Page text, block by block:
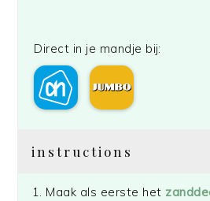
Direct in je mandje bij:
instructions
Maak als eerste het